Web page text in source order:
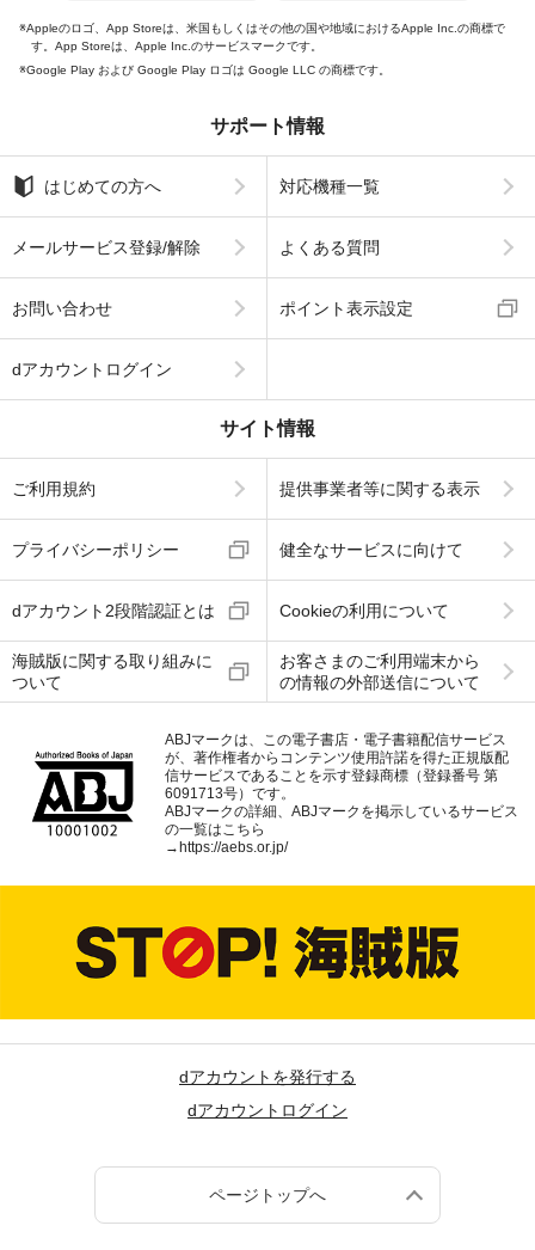
Appleのロゴ、App Storeは、米国もしくはその他の国や地域におけるApple Inc.の商標で
す。App Storeは、Apple Inc.のサービスマークです。
Google Play および Google Play ロゴは Google LLC の商標です。
サポート情報
はじめての方へ 対応機種一覧
メールサービス登録/解除 よくある質問
お問い合わせ ポイント表示設定
dアカウントログイン
サイト情報
ご利用規約 提供事業者等に関する表示
プライバシーポリシー 健全なサービスに向けて
dアカウント2段階認証とは Cookieの利用について
海賊版に関する取り組みに
ついて
お客さまのご利用端末から
の情報の外部送信について
ABJマークは、この電子書店・電子書籍配信サービス
が、著作権者からコンテンツ使用許諾を得た正規版配
信サービスであることを示す登録商標（登録番号 第
6091713号）です。
ABJマークの詳細、ABJマークを掲示しているサービス
の一覧はこちら
→ https://aebs.or.jp/
dアカウントを発行する
dアカウントログイン
ページトップへ